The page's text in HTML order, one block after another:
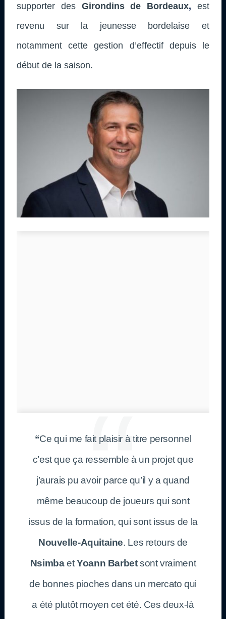
supporter des Girondins de Bordeaux, est
revenu sur la jeunesse bordelaise et
notamment cette gestion d’effectif depuis le
début de la saison.
“Ce qui me fait plaisir à titre personnel
c’est que ça ressemble à un projet que
j’aurais pu avoir parce qu’il y a quand
même beaucoup de joueurs qui sont
issus de la formation, qui sont issus de la
Nouvelle-Aquitaine. Les retours de
NsimbaetYoann Barbetsont vraiment
de bonnes pioches dans un mercato qui
a été plutôt moyen cet été. Ces deux-là